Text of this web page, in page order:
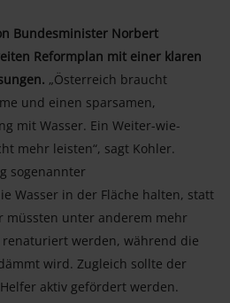
Bundesminister Norbert
Reformplan mit einer klaren
„Österreich braucht
und einen sparsamen,
mit Wasser. Ein Weiter-wie-
mehr leisten“, sagt Kohler.
sogenannter
Wasser in der Fläche halten, statt
müssten unter anderem mehr
renaturiert werden, während die
wird. Zugleich sollte der
aktiv gefördert werden.